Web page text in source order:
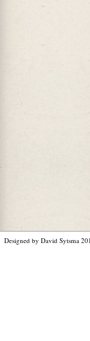
Designed by David Sytsma